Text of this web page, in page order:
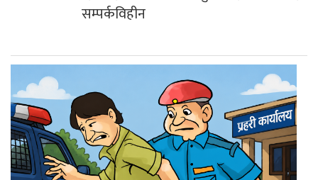
सम्पर्कविहीन